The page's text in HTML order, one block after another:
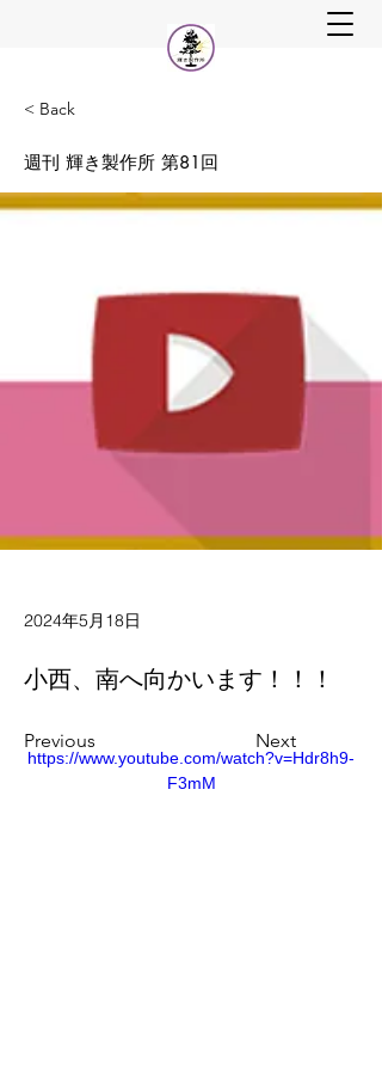
< Back
週刊 輝き製作所 第81回
2024年5月18日
小西、南へ向かいます！！！
Previous Next
https://www.youtube.com/watch?v=Hdr8h9-
F3mM